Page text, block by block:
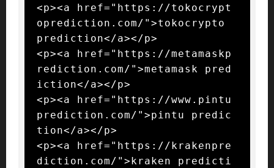
<p><a href="https://tokocrypt
oprediction.com/">tokocrypto
prediction</a></p>
<p><a href="https://metamaskp
rediction.com/">metamask pred
iction</a></p>
<p><a href="https://www.pintu
prediction.com/">pintu predic
tion</a></p>
<p><a href="https://krakenpre
diction.com/">kraken predicti